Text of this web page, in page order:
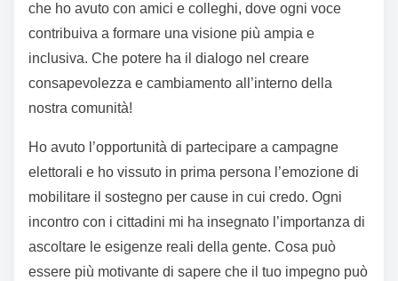
che ho avuto con amici e colleghi, dove ogni voce
contribuiva a formare una visione più ampia e
inclusiva. Che potere ha il dialogo nel creare
consapevolezza e cambiamento all’interno della
nostra comunità!
Ho avuto l’opportunità di partecipare a campagne
elettorali e ho vissuto in prima persona l’emozione di
mobilitare il sostegno per cause in cui credo. Ogni
incontro con i cittadini mi ha insegnato l’importanza di
ascoltare le esigenze reali della gente. Cosa può
essere più motivante di sapere che il tuo impegno può